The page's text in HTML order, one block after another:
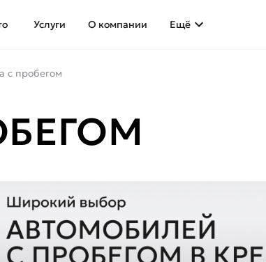
Услуги О компании Ещё
с пробегом